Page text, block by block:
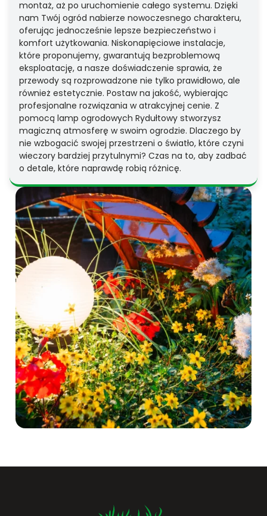
montaż, aż po uruchomienie całego systemu. Dzięki
nam Twój ogród nabierze nowoczesnego charakteru,
oferując jednocześnie lepsze bezpieczeństwo i
komfort użytkowania. Niskonapięciowe instalacje,
które proponujemy, gwarantują bezproblemową
eksploatację, a nasze doświadczenie sprawia, że
przewody są rozprowadzone nie tylko prawidłowo, ale
również estetycznie. Postaw na jakość, wybierając
profesjonalne rozwiązania w atrakcyjnej cenie. Z
pomocą lamp ogrodowych Rydułtowy stworzysz
magiczną atmosferę w swoim ogrodzie. Dlaczego by
nie wzbogacić swojej przestrzeni o światło, które czyni
wieczory bardziej przytulnymi? Czas na to, aby zadbać
o detale, które naprawdę robią różnicę.